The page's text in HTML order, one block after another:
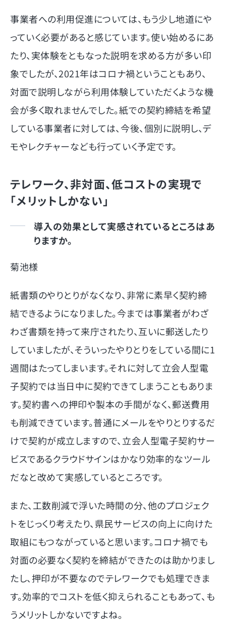
事業者への利用促進については、もう少し地道にや
っていく必要があると感じています。使い始めるにあ
たり、実体験をともなった説明を求める方が多い印
象でしたが、2021年はコロナ禍ということもあり、
対面で説明しながら利用体験していただくような機
会が多く取れませんでした。紙での契約締結を希望
している事業者に対しては、今後、個別に説明し、デ
モやレクチャーなども行っていく予定です。
テレワーク、非対面、低コストの実現で
「メリットしかない」
導入の効果として実感されているところはあ
りますか。
菊池様
紙書類のやりとりがなくなり、非常に素早く契約締
結できるようになりました。今までは事業者がわざ
わざ書類を持って来庁されたり、互いに郵送したり
していましたが、そういったやりとりをしている間に1
週間はたってしまいます。それに対して立会人型電
子契約では当日中に契約できてしまうこともありま
す。契約書への押印や製本の手間がなく、郵送費用
も削減できています。普通にメールをやりとりするだ
けで契約が成立しますので、立会人型電子契約サー
ビスであるクラウドサインはかなり効率的なツール
だなと改めて実感しているところです。
また、工数削減で浮いた時間の分、他のプロジェク
トをじっくり考えたり、県民サービスの向上に向けた
取組にもつながっていると思います。コロナ禍でも
対面の必要なく契約を締結ができたのは助かりまし
たし、押印が不要なのでテレワークでも処理できま
す。効率的でコストを低く抑えられることもあって、も
うメリットしかないですよね。